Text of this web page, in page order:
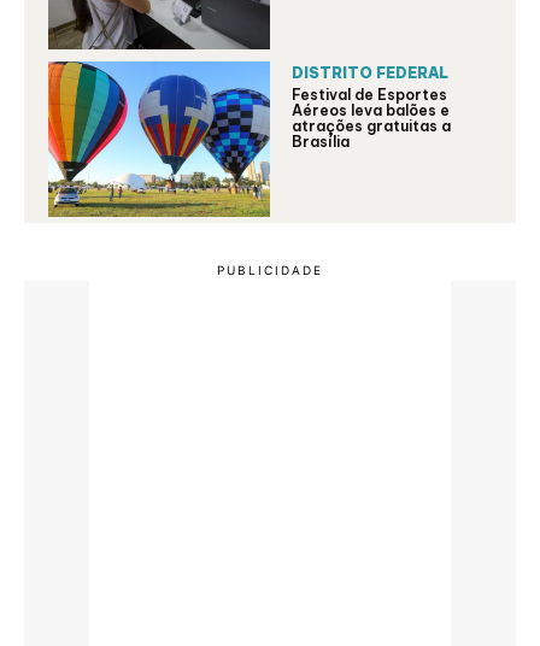
DISTRITO FEDERAL
Festival de Esportes
Aéreos leva balões e
atrações gratuitas a
Brasília